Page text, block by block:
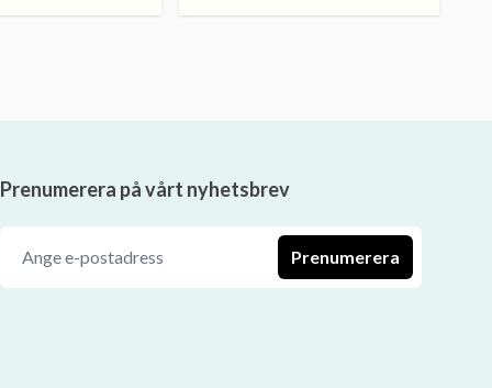
Prenumerera på vårt nyhetsbrev
Prenumerera